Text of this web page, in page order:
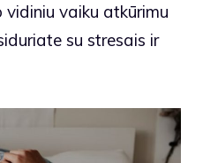
vaiku atkūrimu
su stresais ir